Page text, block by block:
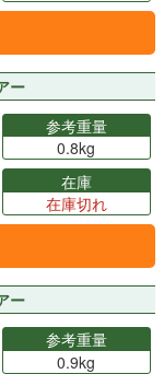
ー
参考重量
0.8kg
在庫
在庫切れ
ー
参考重量
0.9kg